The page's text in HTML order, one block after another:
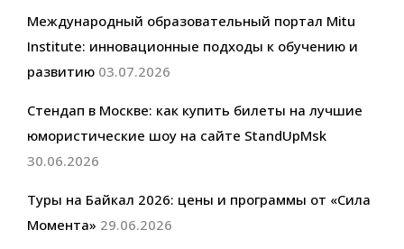
Международный образовательный портал Mitu
Institute: инновационные подходы к обучению и
развитию 03.07.2026
Стендап в Москве: как купить билеты на лучшие
юмористические шоу на сайте StandUpMsk
30.06.2026
Туры на Байкал 2026: цены и программы от «Сила
Момента» 29.06.2026